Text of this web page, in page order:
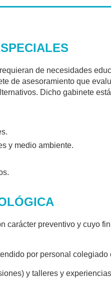
de necesidades
de asesoramiento que
Dicho gabinete
y medio ambiente.
carácter preventivo y cuyo
por personal
y talleres y